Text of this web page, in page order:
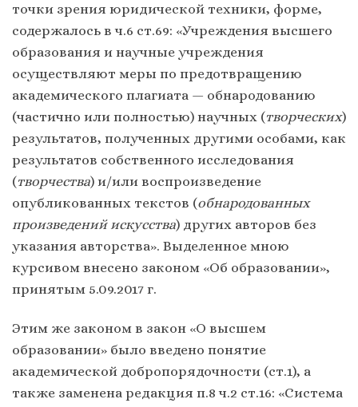
точки зрения юридической техники, форме,
содержалось в ч.6 ст.69: «Учреждения высшего
образования и научные учреждения
осуществляют меры по предотвращению
академического плагиата — обнародованию
(частично или полностью) научных (творческих)
результатов, полученных другими особами, как
результатов собственного исследования
(творчества) и/или воспроизведение
опубликованных текстов (обнародованных
произведений искусства) других авторов без
указания авторства». Выделенное мною
курсивом внесено законом «Об образовании»,
принятым 5.09.2017 г.
Этим же законом в закон «О высшем
образовании» было введено понятие
академической добропорядочности (ст.1), а
также заменена редакция п.8 ч.2 ст.16: «Система